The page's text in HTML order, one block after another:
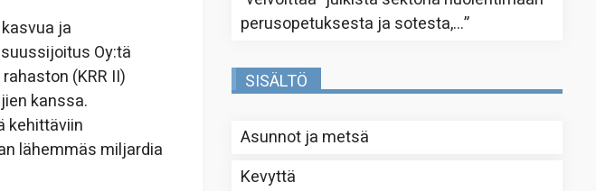
ja
Oy:tä
(KRR II)
kanssa.
kehittäviin
lähemmäs miljardia
perusopetuksesta ja sotesta,…”
SISÄLTÖ
Asunnot ja metsä
Kevyttä